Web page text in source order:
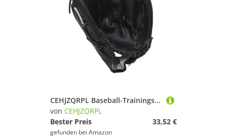
CEHJZQRPL Baseball-Trainingshandschuhe, Softball-Handschuhe für Outdoor-Sportarten und professionelle Kinder und Erwachsene – 40 verstellbar, bequem (Schwarz, 11,5 Zoll)
von CEHJZQRPL
Bester Preis
33,52 €
gefunden bei Amazon